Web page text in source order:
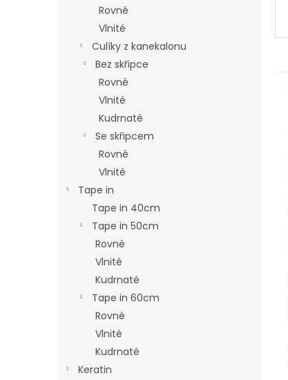
Rovné
Vlnité
Culíky z kanekalonu
Bez skřipce
Rovné
Vlnité
Kudrnaté
Se skřipcem
Rovné
Vlnité
Tape in
Tape in 40cm
Tape in 50cm
Rovné
Vlnité
Kudrnaté
Tape in 60cm
Rovné
Vlnité
Kudrnaté
Keratin